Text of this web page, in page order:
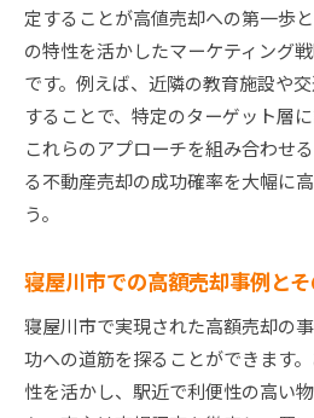
定することが高値売却への第一歩
の特性を活かしたマーケティング
です。例えば、近隣の教育施設や
することで、特定のターゲット層
これらのアプローチを組み合わせ
る不動産売却の成功確率を大幅に
う。
寝屋川市での高額売却事例と
寝屋川市で実現された高額売却の
功への道筋を探ることができます
性を活かし、駅近で利便性の高い